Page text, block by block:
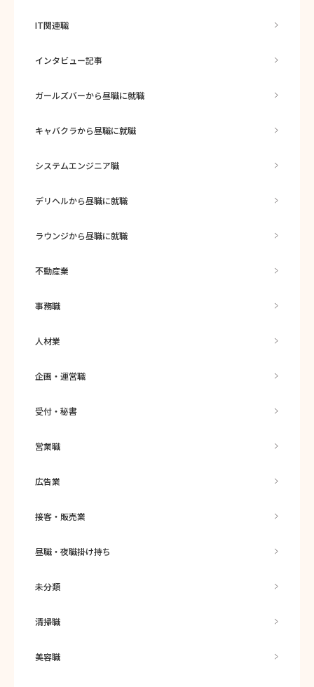
IT関連職
インタビュー記事
ガールズバーから昼職に就職
キャバクラから昼職に就職
システムエンジニア職
デリヘルから昼職に就職
ラウンジから昼職に就職
不動産業
事務職
人材業
企画・運営職
受付・秘書
営業職
広告業
接客・販売業
昼職・夜職掛け持ち
未分類
清掃職
美容職